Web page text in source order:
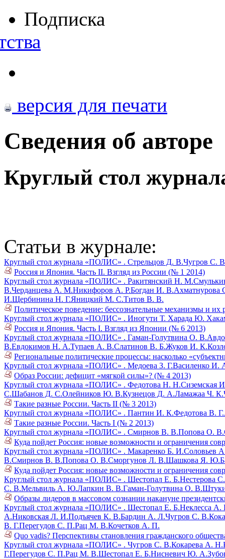
Подписка
версия для печати
Сведения об авторе
Круглый стол
Статьи в журнале:
Круглый стол журнала «ПОЛИС» . Стрельцов Д. В.Чугров С.
Россия и Япония. Часть II. Взгляд из России (№ 1 2014)
Круглый стол журнала «ПОЛИС» . Ракитянский Н. М.
В.Черданцева А. М.Никифоров А. Р.Богдан И. В.Ахматнурова
И.Щербинина Н. Г.Яницкий М. С.Титов В. В.
Политическое поведение: бессознательные механизмы и
Круглый стол журнала «ПОЛИС» . Иногути Т. Харада Ю.
Россия и Япония. Часть I. Взгляд из Японии (№ 6 2013)
Круглый стол журнала «ПОЛИС» . Гаман-Голутвина О. В.
В.Евдокимов Н. А.Тупаев А. В.Слатинов В. Б.Жуков И. К.
Региональные политические процессы: насколько
Круглый стол журнала «ПОЛИС» . Медоева З. Г.Василенко И.
Образ России: дефицит «мягкой силы»? (№ 4 2013)
Круглый стол журнала «ПОЛИС» . Федотова Н. Н.Сиземская
С.Шабанов Д. С.Олейников Ю. В.Кузнецов Д. А.Ламажаа Ч. К.
Такие разные России. Часть II (№ 3 2013)
Круглый стол журнала «ПОЛИС» . Пантин И. К.Федотова В. Г.
Такие разные России. Часть I (№ 2 2013)
Круглый стол журнала «ПОЛИС» . Смирнов В. В.Попова О. В.
Куда пойдет Россия: новые возможности и ограничения
Круглый стол журнала «ПОЛИС» . Макаренко Б. И.Соловьев
В.Смирнов В. В.Попова О. В.Сморгунов Л. В.Шашкова Я. Ю.
Куда пойдет Россия: новые возможности и ограничения
Круглый стол журнала «ПОЛИС» . Шестопал Е. Б.Нестерова
С. В.Мельвиль А. Ю.Лапкин В. В.Гаман-Голутвина О. В.
Образы лидеров в массовом сознании накануне
Круглый стол журнала «ПОЛИС» . Шестопал Е. Б.Неклесса А.
А.Никовская Л. И.Подъячев К. В.Бардин А. Л.Чугров С. В.
В. Г.Перегудов С. П.Рац М. В.Кочетков А. П.
Quo vadis? Перспективы становления гражданского
Круглый стол журнала «ПОЛИС» . Чугров С. В.Кокарева А. Н.
Г.Перегудов С. П.Рац М. В.Шестопал Е. Б.Нисневич Ю. А.